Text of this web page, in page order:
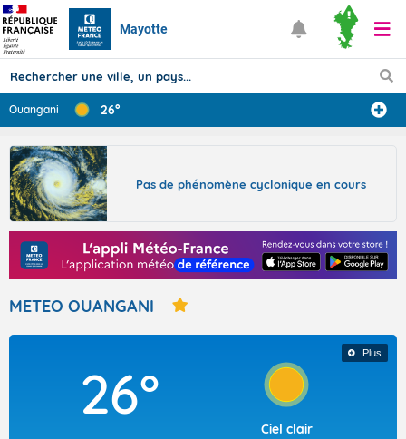
Mayotte
Prévisions
TOUS LES RÉSULTATS
Articles
Ouangani 26°
Pas de phénomène cyclonique en cours
METEO OUANGANI
Plus
26°
Ciel clair